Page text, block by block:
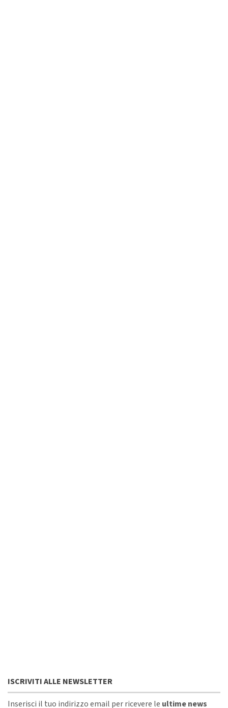
ISCRIVITI ALLE NEWSLETTER
Inserisci il tuo indirizzo email per ricevere le ultime news